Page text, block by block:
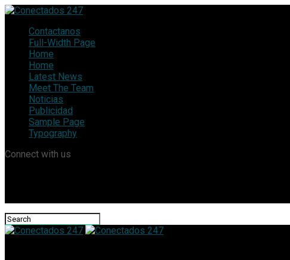
Contactanos
Full-Width Page
Home
Home
Latest News
Meet The Team
Noticias
Publicidad
Sample Page
Typography
Connect with us